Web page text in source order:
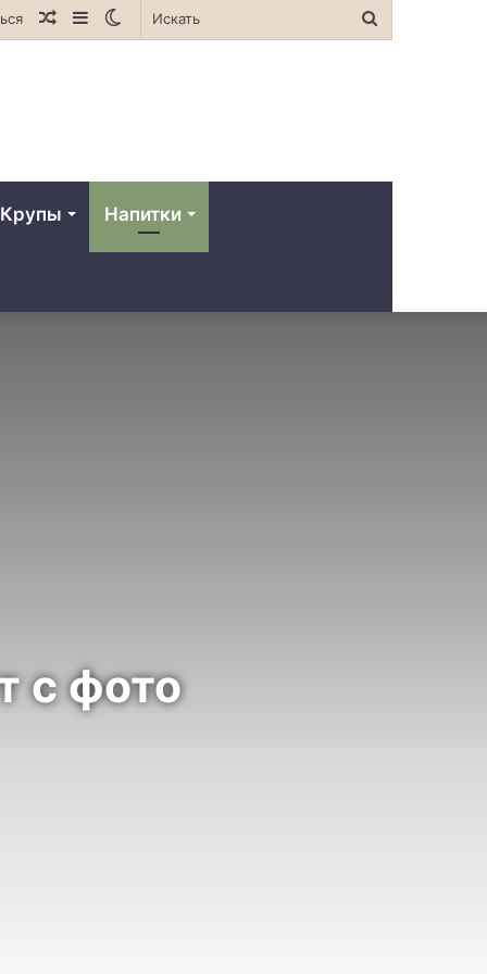
Switch
Sidebar
Случайная
Крупы Напитки
с фото